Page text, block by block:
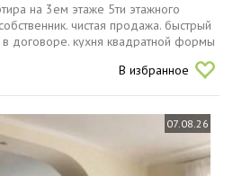
на 3ем этаже 5ти этажного
чистая продажа. быстрый
договоре. кухня квадратной формы
16,8 кв.м балкон имеется прихожая
В избранное
07.08.26